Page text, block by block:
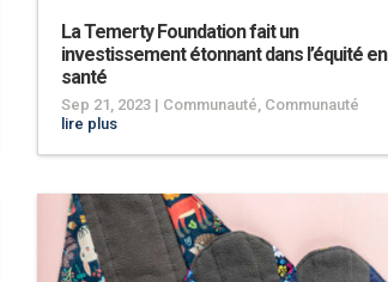
La Temerty Foundation fait un
investissement étonnant dans l’équité en
santé
Sep 21, 2023| Communauté Communauté
lire plus